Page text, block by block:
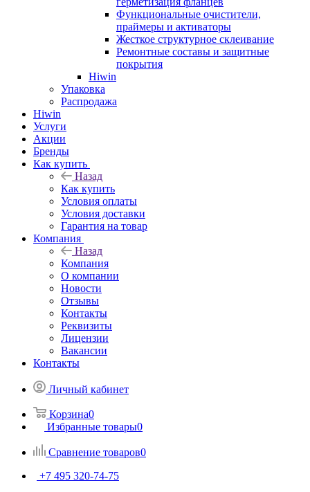
Функциональные очистители,
праймеры и активаторы
Жесткое структурное склеивание
Ремонтные составы и защитные
покрытия
Hiwin
Упаковка
Распродажа
Hiwin
Услуги
Акции
Бренды
Как купить
Назад
Как купить
Условия оплаты
Условия доставки
Гарантия на товар
Компания
Назад
Компания
О компании
Новости
Отзывы
Контакты
Реквизиты
Лицензии
Вакансии
Контакты
Личный кабинет
Корзина0
Избранные товары0
Сравнение товаров0
+7 495 320-74-75